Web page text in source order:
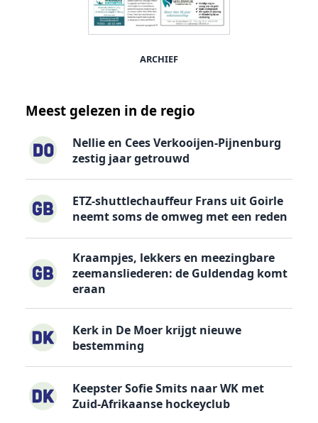
ARCHIEF
Meest gelezen in de regio
Nellie en Cees Verkooijen-Pijnenburg
zestig jaar getrouwd
ETZ-shuttlechauffeur Frans uit Goirle
neemt soms de omweg met een reden
Kraampjes, lekkers en meezingbare
zeemansliederen: de Guldendag komt
eraan
Kerk in De Moer krijgt nieuwe
bestemming
Keepster Sofie Smits naar WK met
Zuid-Afrikaanse hockeyclub